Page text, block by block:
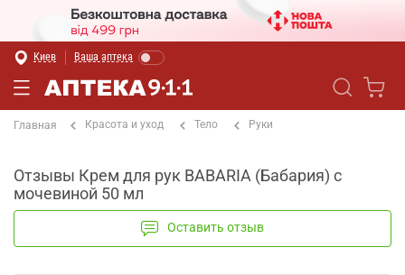
Киев Ваша аптека
Главная Красота и уход Тело Руки
Отзывы Крем для рук BABARIA (Бабария) с
мочевиной 50 мл
Оставить отзыв